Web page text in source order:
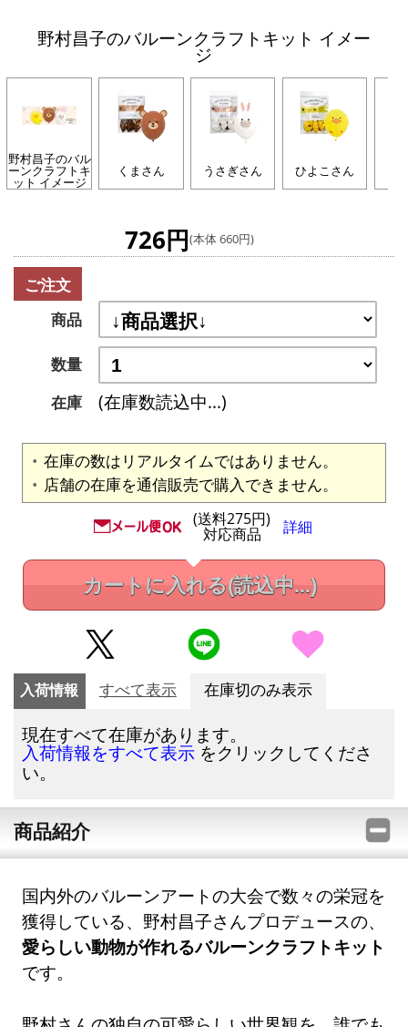
野村昌子のバルーンクラフトキット イメー
ジ
野村昌子のバル
ーンクラフトキ
ット イメージ
くまさん うさぎさん ひよこさん
726円(本体 660円)
ご注文
商品
数量
在庫
(在庫数読込中...)
在庫の数はリアルタイムではありません。
店舗の在庫を通信販売で購入できません。
(送料275円)
対応商品 詳細
カートに入れる(読込中...)
入荷情報 すべて表示 在庫切のみ表示
現在すべて在庫があります。
入荷情報をすべて表示 をクリックしてくださ
い。
商品紹介
国内外のバルーンアートの大会で数々の栄冠を
獲得している、野村昌子さんプロデュースの、
愛らしい動物が作れるバルーンクラフトキット
です。